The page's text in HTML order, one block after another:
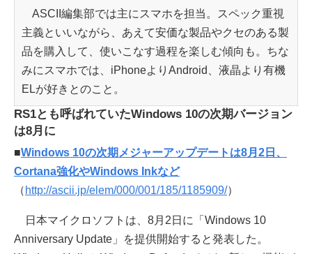
ASCII編集部では主にスマホを担当。スペック重視
主義といいながら、あえて安価な製品やクセのある製
品を購入して、使いこなす過程を楽しむ傾向も。ちな
みにスマホでは、iPhoneよりAndroid、液晶より有機
ELが好きとのこと。
RS1とも呼ばれていたWindows 10の次期バージョン
は8月に
■Windows 10の次期メジャーアップデートは8月2日、
Cortana強化やWindows Inkなど
（ http://ascii.jp/elem/000/001/185/1185909/）
日本マイクロソフトは、8月2日に「Windows 10
Anniversary Update」を提供開始すると発表した。